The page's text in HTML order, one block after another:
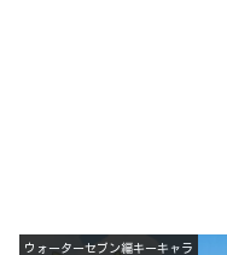
ウォーターセブン編キーキャラ